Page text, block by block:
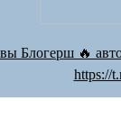
Блогерш 🔥
https://